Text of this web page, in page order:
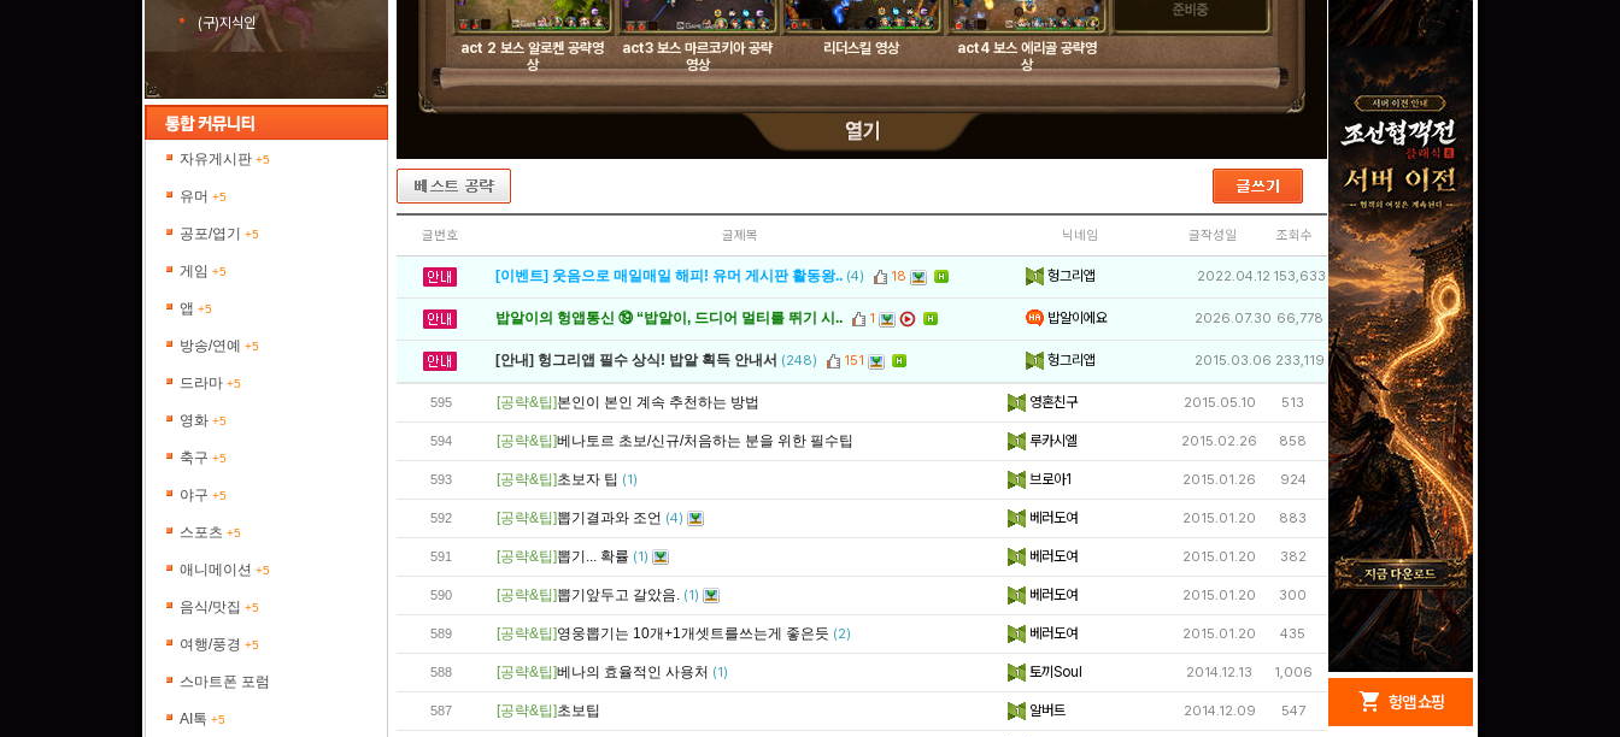
(구)지식인
자유게시판 +5
유머 +5
공포/엽기 +5
게임 +5
앱 +5
방송/연예 +5
드라마 +5
영화 +5
축구 +5
야구 +5
스포츠 +5
애니메이션 +5
음식/맛집 +5
여행/풍경 +5
스마트폰 포럼
AI톡 +5
act 2 보스 알로켄 공략영
상
act3 보스 마르코키아 공략
영상
리더스킬 영상
act4 보스 에리골 공략영
상
글번호 글제목 닉네임 글작성일 조회수
[이벤트] 웃음으로 매일매일 해피! 유머 게시판 활동왕.. (4) 18 헝그리앱 2022.04.12 153,633
밥알이의 헝앱통신 ⑲ “밥알이, 드디어 멀티를 뛰기 시.. 1 밥알이에요 2026.07.30 66,778
[안내] 헝그리앱 필수 상식! 밥알 획득 안내서 (248) 151 헝그리앱 2015.03.06 233,119
595 [공략&팁]본인이 본인 계속 추천하는 방법 영혼친구 2015.05.10 513
594 [공략&팁]베나토르 초보/신규/처음하는 분을 위한 필수팁 루카시엘 2015.02.26 858
593 [공략&팁]초보자 팁 (1) 브로아1 2015.01.26 924
592 [공략&팁]뽑기결과와 조언 (4) 베러도여 2015.01.20 883
591 [공략&팁]뽑기... 확률 (1) 베러도여 2015.01.20 382
590 [공략&팁]뽑기앞두고 갈았음. (1) 베러도여 2015.01.20 300
589 [공략&팁]영웅뽑기는 10개+1개셋트를쓰는게 좋은듯 (2) 베러도여 2015.01.20 435
588 [공략&팁]베나의 효율적인 사용처 (1) 토끼Soul 2014.12.13 1,006
587 [공략&팁]초보팁 알버트 2014.12.09 547
redeem 헝앱 경품 shopping_cart 헝앱 쇼핑